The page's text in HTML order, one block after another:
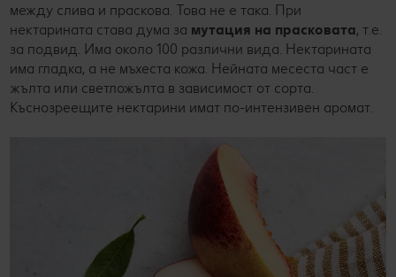
между слива и праскова. Това не е така. При
нектарината става дума за мутация на прасковата, т.е.
за подвид. Има около 100 различни вида. Нектарината
има гладка, а не мъхеста кожа. Нейната месеста част е
жълта или светложълта в зависимост от сорта.
Къснозреещите нектарини имат по-интензивен аромат.